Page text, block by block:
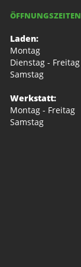
ÖFFNUNGSZEITEN
Laden:
Montag
Dienstag - Freitag
Samstag
Werkstatt:
Montag - Freitag
Samstag